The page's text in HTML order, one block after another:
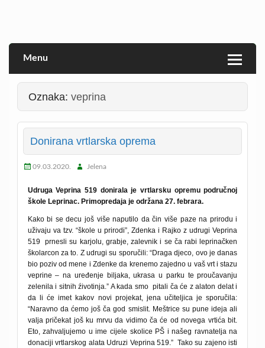
Menu
Oznaka:veprina
Donirana vrtlarska oprema
09.03.2020. Jelena
Udruga Veprina 519 donirala je vrtlarsku opremu područnoj
škole Leprinac. Primopredaja je održana 27. febrara.
Kako bi se decu još više naputilo da čin više paze na prirodu i
uživaju va tzv. “škole u prirodi”, Zdenka i Rajko z udrugi Veprina
519 prnesli su karjolu, grabje, zalevnik i se ča rabi leprinačken
školarcon za to. Z udrugi su sporučili: “Draga djeco, ovo je danas
bio poziv od mene i Zdenke da krenemo zajedno u vaš vrt i stazu
veprine – na uređenje biljaka, ukrasa u parku te proučavanju
zelenila i sitnih źivotinja.” A kada smo pitali ča će z alaton delat i
da li će imet kakov novi projekat, jena učiteljica je sporučila:
“Naravno da ćemo još ča god smislit. Meštrice su pune ideja ali
valja pričekat još ku mrvu da vidimo ča će od novega vrtića bit.
Eto, zahvaljujemo u ime cijele skolice PŠ i našeg ravnatelja na
donaciji vrtlarskog alata Udruzi Veprina 519.” Tako su zajeno isti